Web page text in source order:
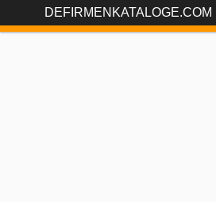
DEFIRMENKATALOGE.COM